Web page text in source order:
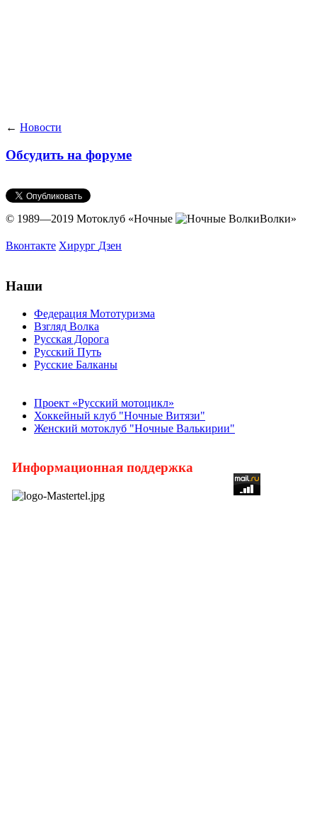
← Новости
Обсудить на форуме
© 1989—2019 Мотоклуб «Ночные Волки»
Вконтакте Хирург Дзен
Наши
Федерация Мототуризма
Взгляд Волка
Русская Дорога
Русский Путь
Русские Балканы
Проект «Русский мотоцикл»
Хоккейный клуб "Ночные Витязи"
Женский мотоклуб "Ночные Валькирии"
Информационная поддержка